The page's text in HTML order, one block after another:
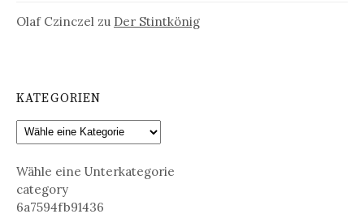
Olaf Czinczel zu Der Stintkönig
KATEGORIEN
Wähle eine Unterkategorie
category
6a7594fb91436